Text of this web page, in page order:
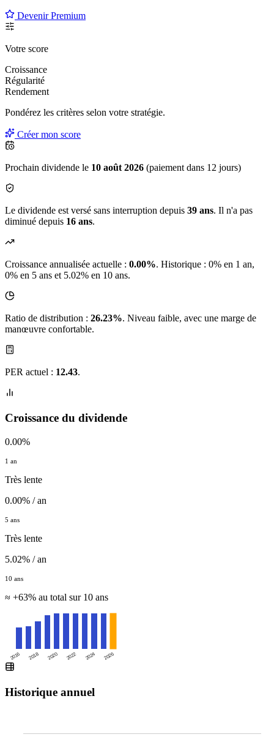
Devenir Premium
Votre score
Croissance
Régularité
Rendement
Pondérez les critères selon votre stratégie.
Créer mon score
Prochain dividende le 10 août 2026 (paiement dans 12 jours)
Le dividende est versé sans interruption depuis 39 ans. Il n'a pas
diminué depuis 16 ans.
Croissance annualisée actuelle : 0.00%. Historique : 0% en 1 an,
0% en 5 ans et 5.02% en 10 ans.
Ratio de distribution : 26.23%. Niveau faible, avec une marge de
manœuvre confortable.
PER actuel : 12.43.
Croissance du dividende
0.00%
1 an
Très lente
0.00% / an
5 ans
Très lente
5.02% / an
10 ans
≈ +63% au total sur 10 ans
2016 2018 2020 2022 2024 2026
Historique annuel